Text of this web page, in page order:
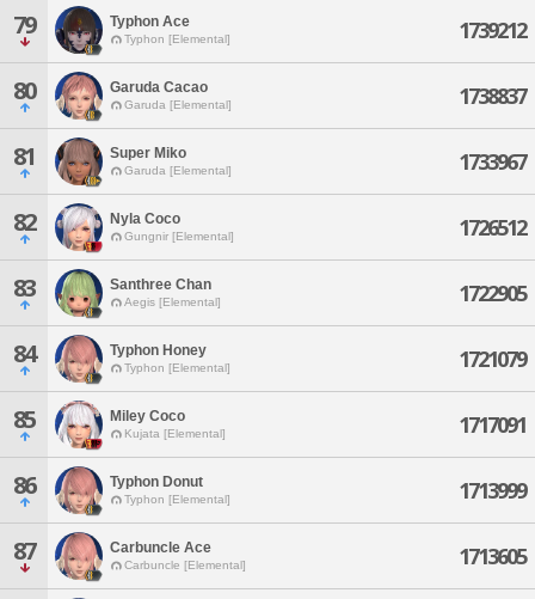
79 Typhon Ace
Typhon [Elemental] 1739212
80 Garuda Cacao
Garuda [Elemental] 1738837
81 Super Miko
Garuda [Elemental] 1733967
82 Nyla Coco
Gungnir [Elemental] 1726512
83 Santhree Chan
Aegis [Elemental] 1722905
84 Typhon Honey
Typhon [Elemental] 1721079
85 Miley Coco
Kujata [Elemental] 1717091
86 Typhon Donut
Typhon [Elemental] 1713999
87 Carbuncle Ace
Carbuncle [Elemental] 1713605